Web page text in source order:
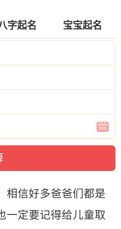
字起名 宝宝起名
相信好多爸爸们都是
一定要记得给儿童取